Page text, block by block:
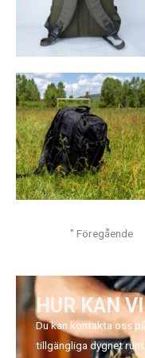
" Föregående
HUR KAN
Du kan kontakta oss
tillgängliga dygnet